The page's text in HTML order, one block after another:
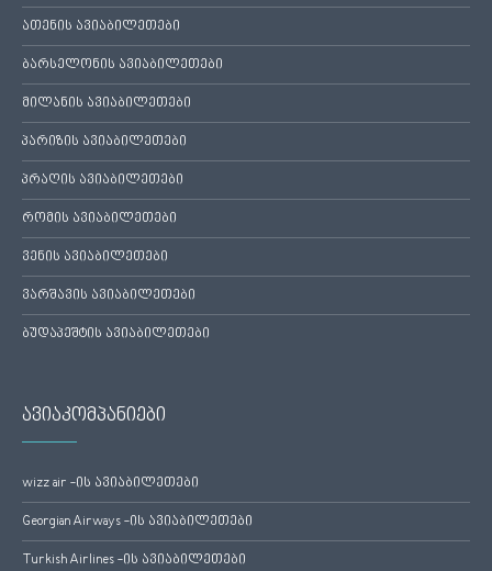
ათენის ავიაბილეთები
ბარსელონის ავიაბილეთები
მილანის ავიაბილეთები
პარიზის ავიაბილეთები
პრაღის ავიაბილეთები
რომის ავიაბილეთები
ვენის ავიაბილეთები
ვარშავის ავიაბილეთები
ბუდაპეშტის ავიაბილეთები
ავიაკომპანიები
wizz air -ის ავიაბილეთები
Georgian Airways -ის ავიაბილეთები
Turkish Airlines -ის ავიაბილეთები